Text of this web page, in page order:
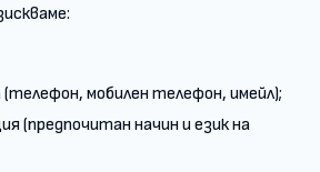
(телефон, мобилен телефон, имейл);
(предпочитан начин и език на